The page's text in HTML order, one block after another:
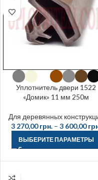
Уплотнитель двери 1522
«Домик» 11 мм 250м
Для деревянных
3 270,00грн. – 3 600,00
ВЫБЕРИТЕ ПАРАМЕТРЫ